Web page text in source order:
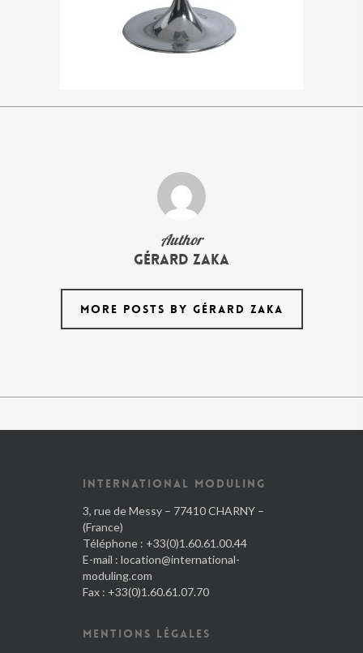
Author
Gérard Zaka
MORE POSTS BY GÉRARD ZAKA
INTERNATIONAL MODULING
3, rue de Messy – 77410 CHARNY –
(France)
Téléphone : +33(0)1.60.61.00.44
E-mail : location@international-
moduling.com
Fax : +33(0)1.60.61.07.70
MENTIONS LÉGALES